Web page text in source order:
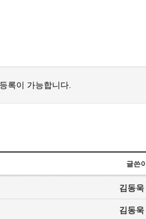
록이 가능합니다.
글쓴이
김동욱
김동욱